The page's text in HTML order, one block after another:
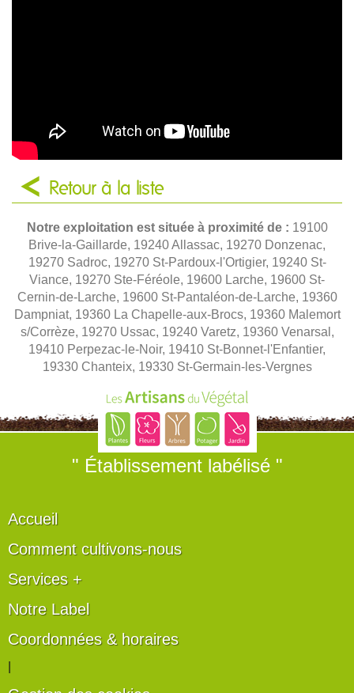
Retour à la liste
Notre exploitation est située à proximité de : 19100
Brive-la-Gaillarde, 19240 Allassac, 19270 Donzenac,
19270 Sadroc, 19270 St-Pardoux-l'Ortigier, 19240 St-
Viance, 19270 Ste-Féréole, 19600 Larche, 19600 St-
Cernin-de-Larche, 19600 St-Pantaléon-de-Larche, 19360
Dampniat, 19360 La Chapelle-aux-Brocs, 19360 Malemort
s/Corrèze, 19270 Ussac, 19240 Varetz, 19360 Venarsal,
19410 Perpezac-le-Noir, 19410 St-Bonnet-l'Enfantier,
19330 Chanteix, 19330 St-Germain-les-Vergnes
" Établissement labélisé "
Accueil
Comment cultivons-nous
Services +
Notre Label
Coordonnées & horaires